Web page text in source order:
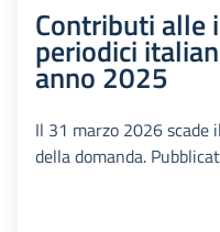
Contributi alle
periodici
anno 2025
Il 31 marzo 2026
della domanda.